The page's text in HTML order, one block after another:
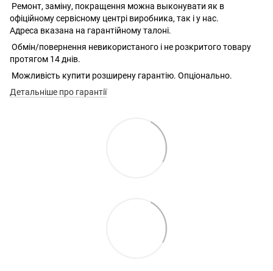
Ремонт, заміну, покращення можна выконувати як в
офіційному сервісному центрі виробника, так і у нас.
Адреса вказана на гарантійному талоні.
Обмін/повернення невикористаного і не розкритого товару
протягом 14 днів.
Можливість купити розширену гарантію. Опціонально.
Детальніше про гарантії